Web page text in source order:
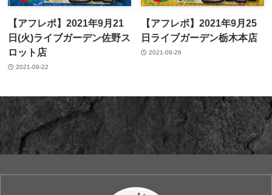
【アフレポ】2021年9月21
日(火)ライブガーデン佐野ス
ロット店
2021-09-22
【アフレポ】2021年9月25
日ライブガーデン栃木本店
2021-09-26